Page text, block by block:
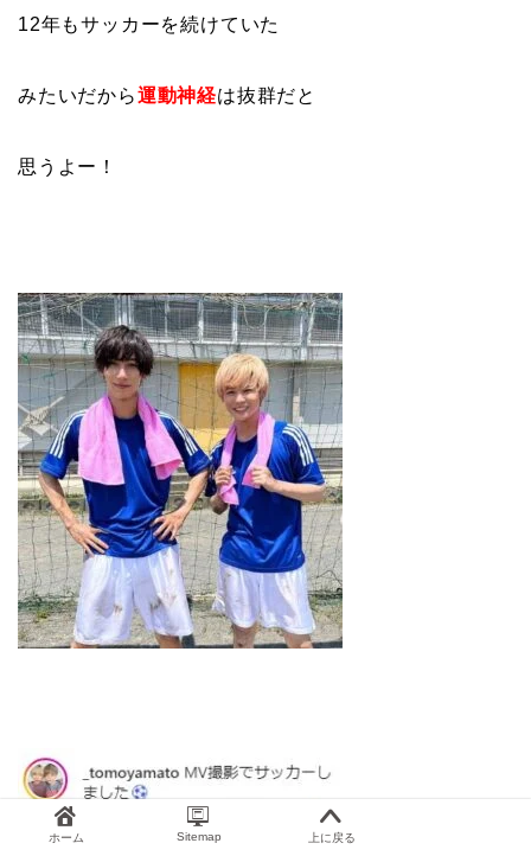
12年もサッカーを続けていた
みたいだから運動神経は抜群だと
思うよー！
ホーム Sitemap 上に戻る